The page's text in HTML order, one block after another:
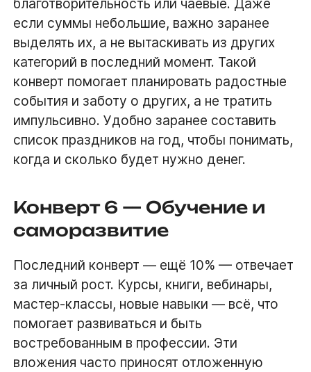
благотворительность или чаевые. Даже
если суммы небольшие, важно заранее
выделять их, а не вытаскивать из других
категорий в последний момент. Такой
конверт помогает планировать радостные
события и заботу о других, а не тратить
импульсивно. Удобно заранее составить
список праздников на год, чтобы понимать,
когда и сколько будет нужно денег.
Конверт 6 — Обучение и
саморазвитие
Последний конверт — ещё 10% — отвечает
за личный рост. Курсы, книги, вебинары,
мастер-классы, новые навыки — всё, что
помогает развиваться и быть
востребованным в профессии. Эти
вложения часто приносят отложенную